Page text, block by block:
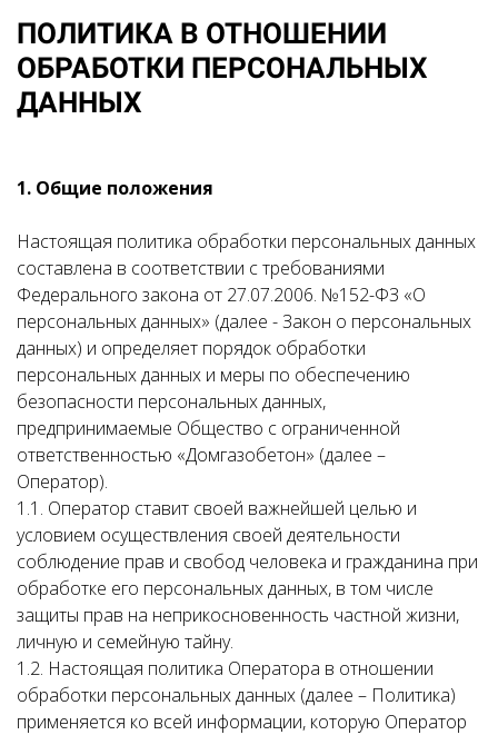
ПОЛИТИКА В ОТНОШЕНИИ
ОБРАБОТКИ ПЕРСОНАЛЬНЫХ
ДАННЫХ
1. Общие положения
Настоящая политика обработки персональных данных
составлена в соответствии с требованиями
Федерального закона от 27.07.2006. №152-ФЗ «О
персональных данных» (далее - Закон о персональных
данных) и определяет порядок обработки
персональных данных и меры по обеспечению
безопасности персональных данных,
предпринимаемые Общество с ограниченной
ответственностью «Домгазобетон» (далее –
Оператор).
1.1. Оператор ставит своей важнейшей целью и
условием осуществления своей деятельности
соблюдение прав и свобод человека и гражданина при
обработке его персональных данных, в том числе
защиты прав на неприкосновенность частной жизни,
личную и семейную тайну.
1.2. Настоящая политика Оператора в отношении
обработки персональных данных (далее – Политика)
применяется ко всей информации, которую Оператор